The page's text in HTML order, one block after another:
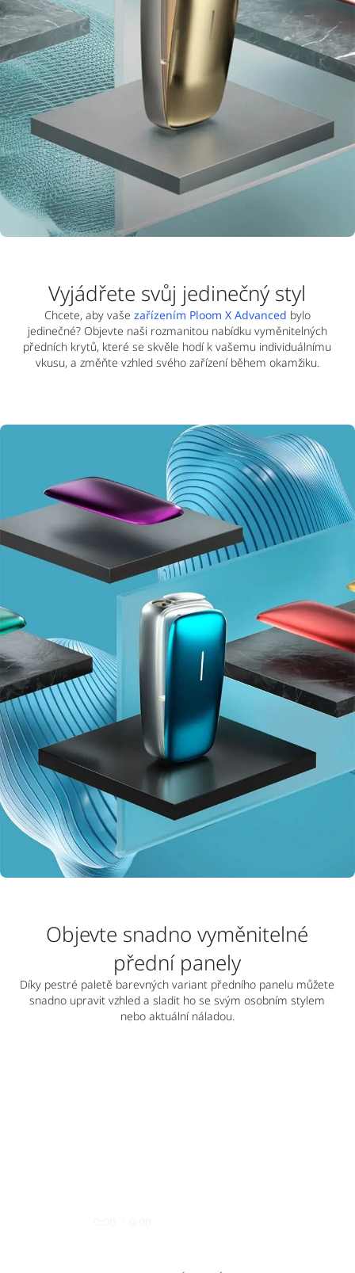
Vyjádřete svůj jedinečný styl
Chcete, aby vaše zařízením Ploom X Advanced bylo
jedinečné? Objevte naši rozmanitou nabídku vyměnitelných
předních krytů, které se skvěle hodí k vašemu individuálnímu
vkusu, a změňte vzhled svého zařízení během okamžiku.
Objevte snadno vyměnitelné
přední panely
Díky pestré paletě barevných variant předního panelu můžete
snadno upravit vzhled a sladit ho se svým osobním stylem
nebo aktuální náladou.